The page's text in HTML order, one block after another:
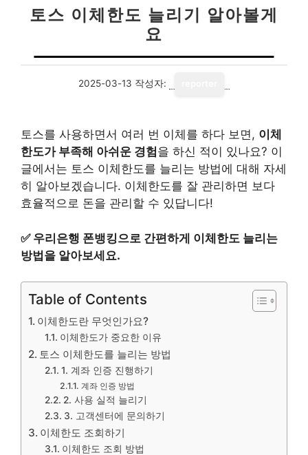
토스 이체한도 늘리기 알아볼게
요
2025-03-13 작성자:
토스를 사용하면서 여러 번 이체를 하다 보면, 이체
한도가 부족해 아쉬운 경험을 하신 적이 있나요? 이
글에서는 토스 이체한도를 늘리는 방법에 대해 자세
히 알아보겠습니다. 이체한도를 잘 관리하면 보다
효율적으로 돈을 관리할 수 있답니다!
✅ 우리은행 폰뱅킹으로 간편하게 이체한도 늘리는
방법을 알아보세요.
Table of Contents
이체한도란 무엇인가요?
이체한도가 중요한 이유
토스 이체한도를 늘리는 방법
1. 계좌 인증 진행하기
계좌 인증 방법
2. 사용 실적 늘리기
3. 고객센터에 문의하기
이체한도 조회하기
이체한도 조회 방법